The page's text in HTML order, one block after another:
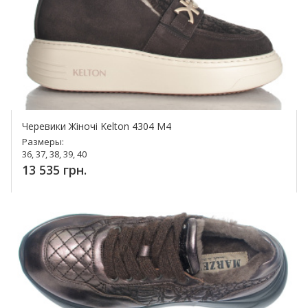
Черевики Жіночі Kelton 4304 M4
Размеры:
36, 37, 38, 39, 40
13 535 грн.